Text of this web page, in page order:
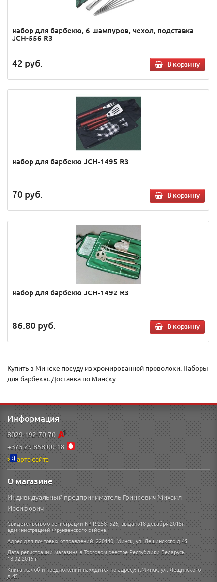
набор для барбекю, 6 шампуров, чехол, подставка
JCH-556 R3
42 руб. В корзину
набор для барбекю JCH-1495 R3
70 руб. В корзину
набор для барбекю JCH-1492 R3
86.80 руб. В корзину
Купить в Минске посуду из хромированной проволоки. Наборы
для барбекю. Доставка по Минску
Информация
8029-192-70-70
+375 29 858-00-18
Карта сайта
О магазине
Индивидуальный предприниматель Гринкевич Михаил
Иосифович
Свидетельство о регистрации № 192581526, выдано18 декабря 2015г.
администрацией Фрунзенского района.
Адрес для почтовых отправлений: 220140, Минск, ул. Лещинского д 45.
Дата регистрации магазина в Торговом реестре Республики Беларусь
18.02.2016 г
Книга жалоб и предложений находится по адресу: г.Минск, ул. Лещинского
д.45.